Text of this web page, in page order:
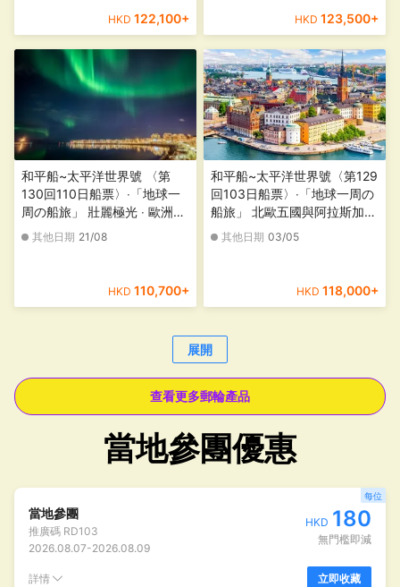
HKD 122,100+ HKD 123,500+
和平船~太平洋世界號 〈第
130回110日船票〉‧「地球一
周の船旅」 壯麗極光 ‧ 歐洲及
拉丁美洲
其他日期 21/08
HKD 110,700+
和平船~太平洋世界號〈第129
回103日船票〉‧「地球一周の
船旅」 北歐五國與阿拉斯加
【香港尖沙咀海運碼頭登船，
日本橫濱離船】
其他日期 03/05
HKD 118,000+
展開
查看更多郵輪產品
當地參團優惠
當地參團
推廣碼 RD103
2026.08.07-2026.08.09
HKD 180
無門檻即減
每位
詳情 立即收藏